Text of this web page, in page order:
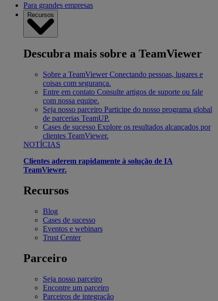
Para grandes empresas
Recursos
Descubra mais sobre a TeamViewer
Sobre a TeamViewer Conectando pessoas, lugares e
coisas com segurança.
Entre em contato Consulte artigos de suporte ou fale
com nossa equipe.
Seja nosso parceiro Participe do nosso programa global
de parcerias TeamUP.
Cases de sucesso Explore os resultados alcançados por
clientes TeamViewer.
NOTÍCIAS
Clientes aderem rapidamente à solução de IA
TeamViewer.
Recursos
Blog
Cases de sucesso
Eventos e webinars
Trust Center
Parceiro
Seja nosso parceiro
Encontre um parceiro
Parceiros de integração